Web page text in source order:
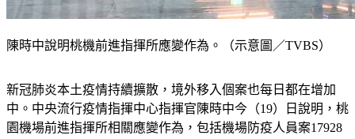
新冠肺炎本土疫情持續擴散，境外移入個案也每日都在增加
中。中央流行疫情指揮中心指揮官陳時中今（19）日說明，桃